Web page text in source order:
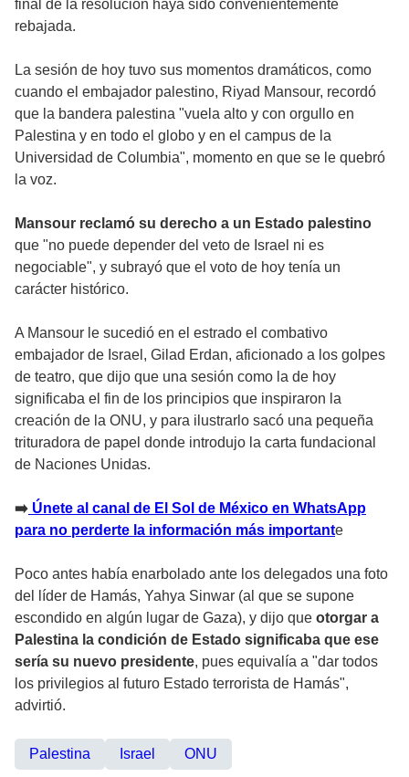
final de la resolución haya sido convenientemente
rebajada.
La sesión de hoy tuvo sus momentos dramáticos, como
cuando el embajador palestino, Riyad Mansour, recordó
que la bandera palestina "vuela alto y con orgullo en
Palestina y en todo el globo y en el campus de la
Universidad de Columbia", momento en que se le quebró
la voz.
Mansour reclamó su derecho a un Estado palestino
que "no puede depender del veto de Israel ni es
negociable", y subrayó que el voto de hoy tenía un
carácter histórico.
A Mansour le sucedió en el estrado el combativo
embajador de Israel, Gilad Erdan, aficionado a los golpes
de teatro, que dijo que una sesión como la de hoy
significaba el fin de los principios que inspiraron la
creación de la ONU, y para ilustrarlo sacó una pequeña
trituradora de papel donde introdujo la carta fundacional
de Naciones Unidas.
➡️ Únete al canal de El Sol de México en WhatsApp
para no perderte la información más importante
Poco antes había enarbolado ante los delegados una foto
del líder de Hamás, Yahya Sinwar (al que se supone
escondido en algún lugar de Gaza), y dijo que otorgar a
Palestina la condición de Estado significaba que ese
sería su nuevo presidente, pues equivalía a "dar todos
los privilegios al futuro Estado terrorista de Hamás",
advirtió.
Palestina Israel ONU